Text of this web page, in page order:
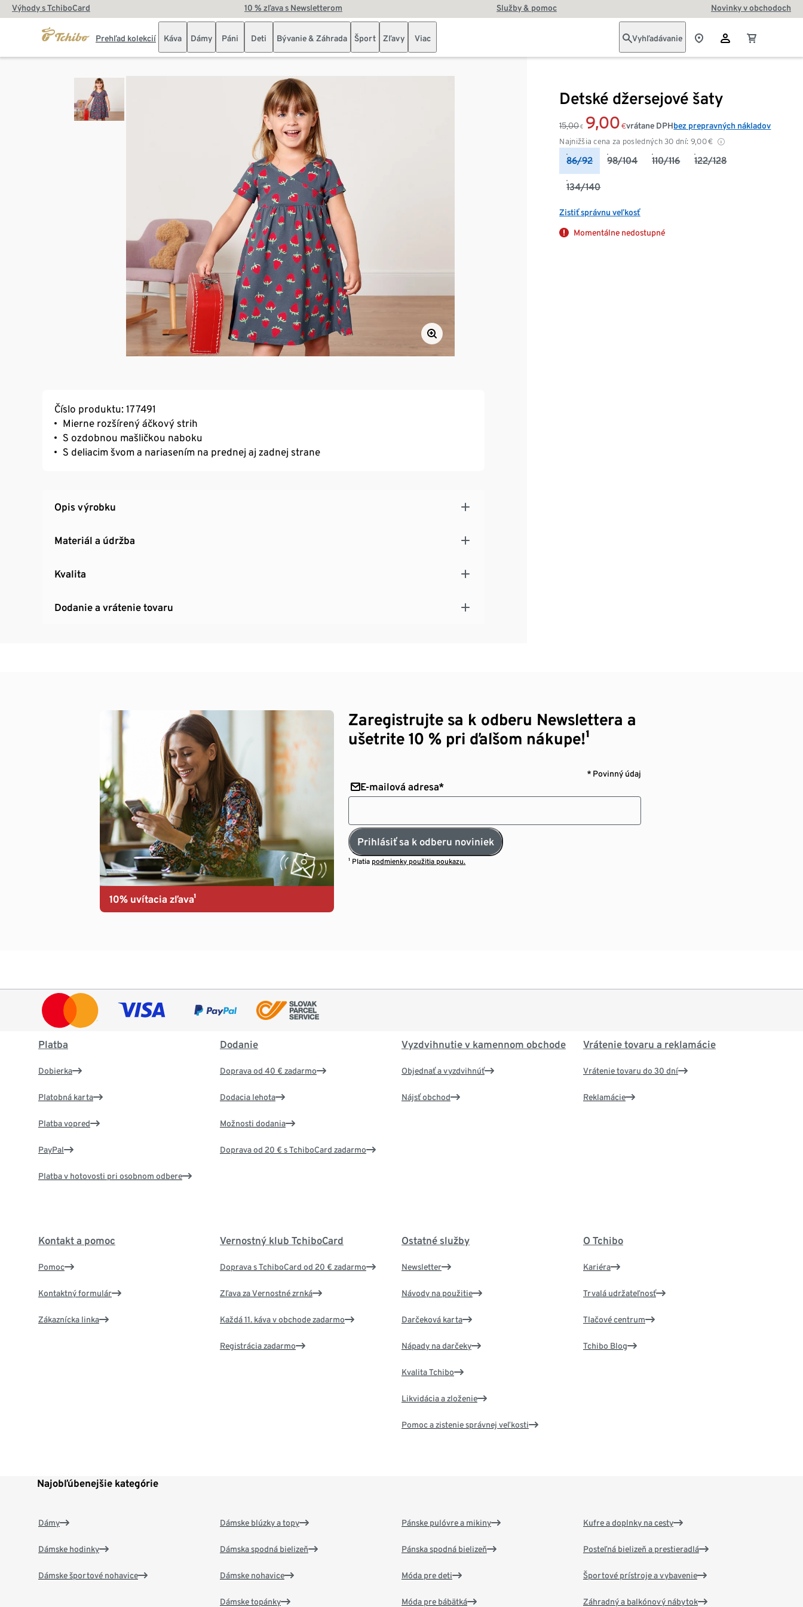
Výhody s TchiboCard 10 % zľava s Newsletterom Služby & pomoc Novinky v obchodoch
Prehľad kolekcií Káva Dámy Páni Deti Bývanie & Záhrada Šport Zľavy Viac Vyhľadávanie
Detské džersejové šaty
15,00 € 9,00 €
Najnižšia cena za posledných 30 dní: 9,00€
vrátane DPHbez prepravných nákladov
86/92 98/104 110/116 122/128
134/140
Zistiť správnu veľkosť
Momentálne nedostupné
Číslo produktu: 177491
Mierne rozšírený áčkový strih
S ozdobnou mašličkou naboku
S deliacim švom a nariasením na prednej aj zadnej strane
Opis výrobku
Materiál a údržba
Kvalita
Dodanie a vrátenie tovaru
10% uvítacia zľava¹
Zaregistrujte sa k odberu Newslettera a
ušetrite 10 % pri ďalšom nákupe!¹
* Povinný údaj
E-mailová adresa*
Prihlásiť sa k odberu noviniek
¹ Platia podmienky použitia poukazu.
Platba
Dobierka
Platobná karta
Platba vopred
PayPal
Platba v hotovosti pri osobnom odbere
Dodanie
Doprava od 40 € zadarmo
Dodacia lehota
Možnosti dodania
Doprava od 20 € s TchiboCard zadarmo
Vyzdvihnutie v kamennom obchode
Objednať a vyzdvihnúť
Nájsť obchod
Vrátenie tovaru a reklamácie
Vrátenie tovaru do 30 dní
Reklamácie
Kontakt a pomoc
Pomoc
Kontaktný formulár
Zákaznícka linka
Vernostný klub TchiboCard
Doprava s TchiboCard od 20 € zadarmo
Zľava za Vernostné zrnká
Každá 11. káva v obchode zadarmo
Registrácia zadarmo
Ostatné služby
Newsletter
Návody na použitie
Darčeková karta
Nápady na darčeky
Kvalita Tchibo
Likvidácia a zloženie
Pomoc a zistenie správnej veľkosti
O Tchibo
Kariéra
Trvalá udržateľnosť
Tlačové centrum
Tchibo Blog
Najobľúbenejšie kategórie
Dámy
Dámske hodinky
Dámske športové nohavice
Dámske blúzky a topy
Dámska spodná bielizeň
Dámske nohavice
Dámske topánky
Pánske pulóvre a mikiny
Pánska spodná bielizeň
Móda pre deti
Móda pre bábätká
Kufre a doplnky na cesty
Posteľná bielizeň a prestieradlá
Športové prístroje a vybavenie
Záhradný a balkónový nábytok